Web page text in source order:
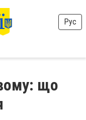
Рус
що